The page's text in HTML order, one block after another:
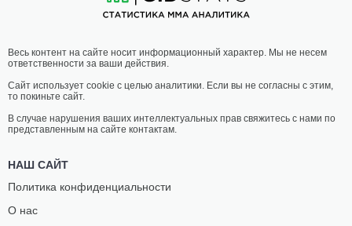
РОТВЕЛЛ
37-14- 0
04:05 МСК
ТЯЖЕЛЫЙ ВЕС 120.2 КГ
БАРНЕТТ
Весь контент на сайте носит информационный характер. Мы не несем
ответственности за ваши действия.
Сайт использует cookie с целью аналитики. Если вы не согласны с этим,
то покиньте сайт.
В случае нарушения ваших интеллектуальных прав свяжитесь с нами по
представленным на сайте контактам.
НАШ САЙТ
Политика конфиденциальности
О нас